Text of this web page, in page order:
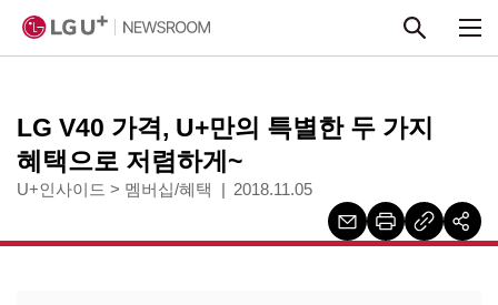
LG V40 가격, U+만의 특별한 두 가지
혜택으로 저렴하게~
U+인사이드 > 멤버십/혜택 2018.11.05